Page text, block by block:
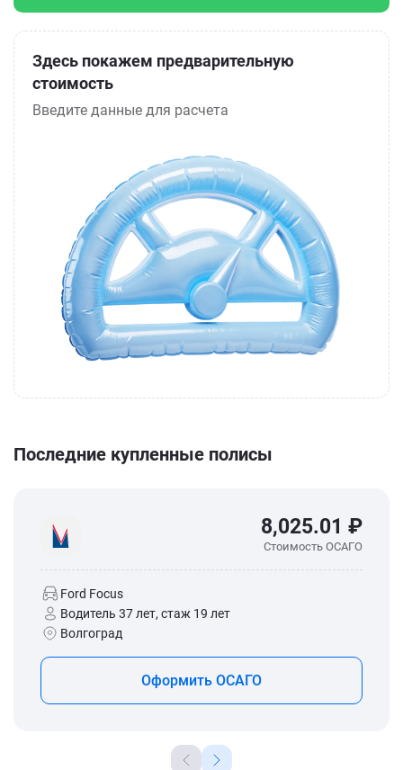
Здесь покажем предварительную
стоимость
Введите данные для расчета
Последние купленные полисы
8,025.01 ₽
Стоимость ОСАГО
Ford Focus
Водитель 37 лет, стаж 19 лет
Волгоград
Оформить ОСАГО